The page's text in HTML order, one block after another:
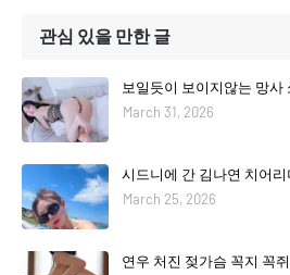
관심 있을 만한 글
보일듯이 보이지않는 망사
March 31, 2026
시드니에 간 김나연 치어리
March 25, 2026
연우 처진 젖가슴 꼭지 꼭